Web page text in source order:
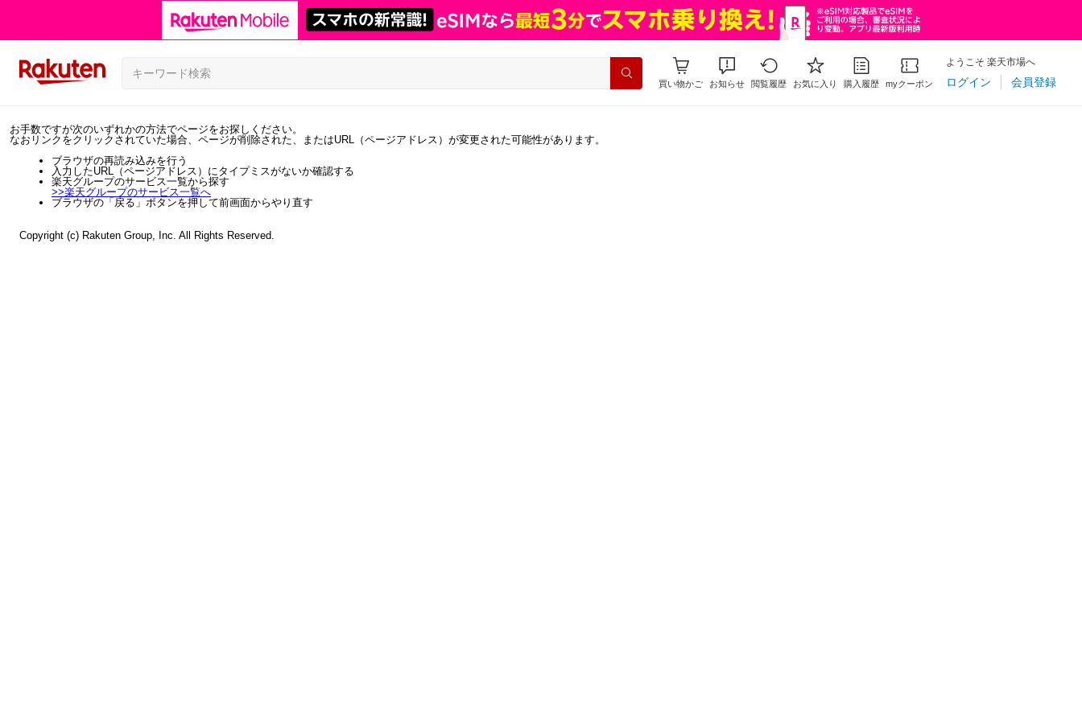
買い物かご お知らせ 閲覧履歴 お気に入り 購入履歴 myクーポン
ようこそ 楽天市場へ
ログイン 会員登録
お手数ですが次のいずれかの方法でページをお探しください。
なおリンクをクリックされていた場合、ページが削除された、またはURL（ページアドレス）が変更された可能性があります。
ブラウザの再読み込みを行う
入力したURL（ページアドレス）にタイプミスがないか確認する
楽天グループのサービス一覧から探す
>>楽天グループのサービス一覧へ
ブラウザの「戻る」ボタンを押して前画面からやり直す
Copyright (c) Rakuten Group, Inc. All Rights Reserved.